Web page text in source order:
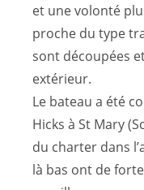
et une volonté
proche du type
sont découpées
extérieur.
Le bateau a été
Hicks à St Mary
du charter dans
là bas ont de